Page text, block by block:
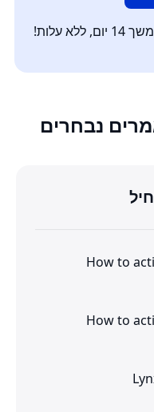
נבחרים
How to
How to